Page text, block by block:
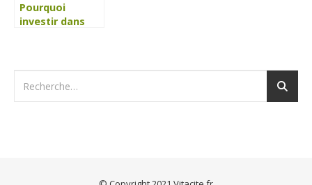
Pourquoi
investir dans